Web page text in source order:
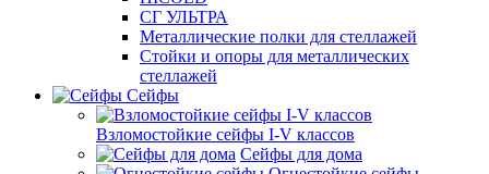
СГ УЛЬТРА
Металлические полки для стеллажей
Стойки и опоры для металлических
стеллажей
Сейфы
Взломостойкие сейфы I-V классов
Сейфы для дома